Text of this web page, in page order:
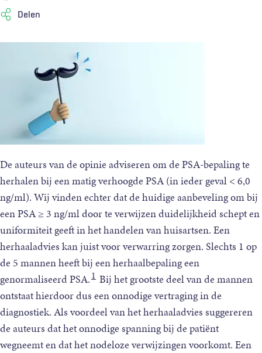
Delen
auteurs
van
de
NHG-
Standaard
Prostaatkanker
vinden
een
rectaal
toucher
wel
degelijk
De auteurs van de opinie adviseren om de PSA-bepaling te
herhalen bij een matig verhoogde PSA (in ieder geval < 6,0
ng/ml). Wij vinden echter dat de huidige aanbeveling om bij
een PSA ≥ 3 ng/ml door te verwijzen duidelijkheid schept en
uniformiteit geeft in het handelen van huisartsen. Een
herhaaladvies kan juist voor verwarring zorgen. Slechts 1 op
de 5 mannen heeft bij een herhaalbepaling een
genormaliseerd PSA.1 Bij het grootste deel van de mannen
ontstaat hierdoor dus een onnodige vertraging in de
diagnostiek. Als voordeel van het herhaaladvies suggereren
de auteurs dat het onnodige spanning bij de patiënt
wegneemt en dat het nodeloze verwijzingen voorkomt. Een